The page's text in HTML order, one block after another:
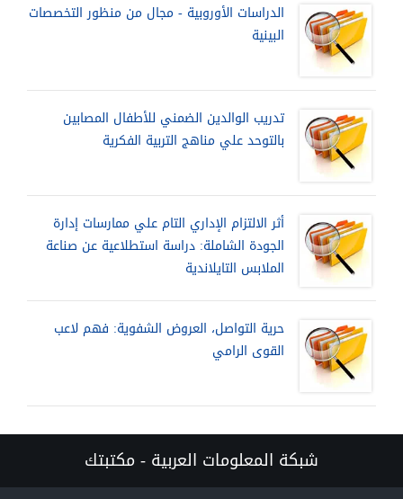
الدراسات الأوروبية - مجال من منظور التخصصات
البينية
تدريب الوالدين الضمني للأطفال المصابين
بالتوحد علي مناهج التربية الفكرية
أثر الالتزام الإداري التام علي ممارسات إدارة
الجودة الشاملة: دراسة استطلاعية عن صناعة
الملابس التايلاندية
حرية التواصل، العروض الشفوية: فهم لاعب
القوى الرامي
شبكة المعلومات العربية - مكتبتك